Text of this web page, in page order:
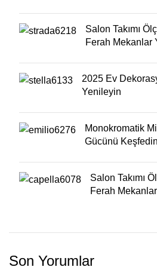
Salon Takımı
Ferah Mekanlar
2025 Ev
Yenileyin
Monokromatik
Gücünü Keşfedin
Salon Takımı
Ferah Mekanlar
Son Yorumlar